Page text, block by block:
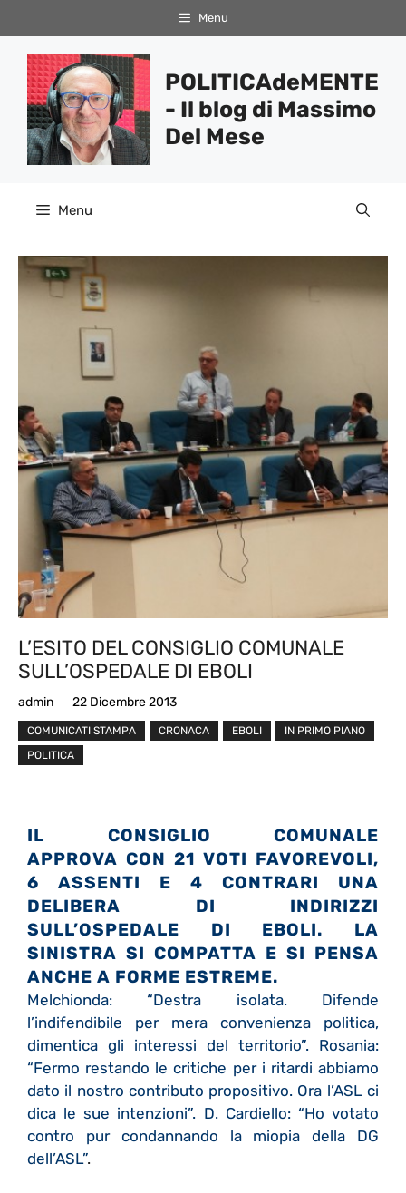
al
contenuto
Menu
POLITICAdeMENTE
- Il blog di Massimo
Del Mese
Menu
L’ESITO DEL CONSIGLIO COMUNALE
SULL’OSPEDALE DI EBOLI
admin 22 Dicembre 2013
COMUNICATI STAMPA CRONACA EBOLI
IN PRIMO PIANO
POLITICA
IL CONSIGLIO COMUNALE
APPROVA CON 21 VOTI FAVOREVOLI,
6 ASSENTI E 4 CONTRARI UNA
DELIBERA DI INDIRIZZI
SULL’OSPEDALE DI EBOLI. LA
SINISTRA SI COMPATTA E SI PENSA
ANCHE A FORME ESTREME.
Melchionda: “Destra isolata. Difende
l’indifendibile per mera convenienza politica,
dimentica gli interessi del territorio”. Rosania:
“Fermo restando le critiche per i ritardi abbiamo
dato il nostro contributo propositivo. Ora l’ASL ci
dica le sue intenzioni”. D. Cardiello: “Ho votato
contro pur condannando la miopia della DG
dell’ASL”.